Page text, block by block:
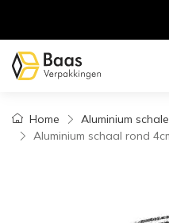
Home
Aluminium
Aluminium schaal rond